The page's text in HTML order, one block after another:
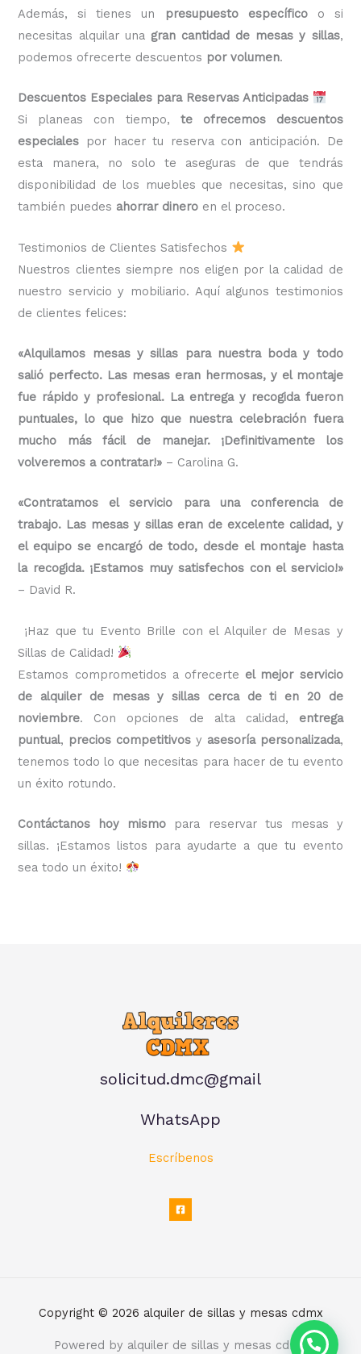
Además, si tienes un
presupuesto específicoo si
necesitas alquilar una gran cantidad de mesas y sillas,
podemos ofrecerte descuentos por volumen.
Descuentos Especiales para Reservas Anticipadas
Si planeas con tiempo, te ofrecemos descuentos
especiales por hacer tu reserva con anticipación. De
esta manera, no solo te aseguras de que tendrás
disponibilidad de los muebles que necesitas, sino que
también puedes ahorrar dinero en el proceso.
Testimonios de Clientes Satisfechos
Nuestros clientes siempre nos eligen por la calidad de
nuestro servicio y mobiliario. Aquí algunos testimonios
de clientes felices:
«Alquilamos mesas y sillas para nuestra boda y todo
salió perfecto. Las mesas eran hermosas, y el montaje
fue rápido y profesional. La entrega y recogida fueron
puntuales, lo que hizo que nuestra celebración fuera
mucho más fácil de manejar. ¡Definitivamente los
volveremos a contratar!» – Carolina G.
«Contratamos el servicio para una conferencia de
trabajo. Las mesas y sillas eran de excelente calidad, y
el equipo se encargó de todo, desde el montaje hasta
la recogida. ¡Estamos muy satisfechos con el servicio!»
– David R.
¡Haz que tu Evento Brille con el Alquiler de Mesas y
Sillas de Calidad!
Estamos comprometidos a ofrecerte el mejor servicio
de alquiler de mesas y sillas cerca de ti en 20 de
noviembre. Con opciones de alta calidad, entrega
puntual, precios competitivos y asesoría personalizada,
tenemos todo lo que necesitas para hacer de tu evento
un éxito rotundo.
Contáctanos hoy mismo para reservar tus mesas y
sillas. ¡Estamos listos para ayudarte a que tu evento
sea todo un éxito!
solicitud.dmc@gmail
WhatsApp
Escríbenos
Copyright © 2026 alquiler de sillas y mesas cdmx
Powered by alquiler de sillas y mesas cdmx